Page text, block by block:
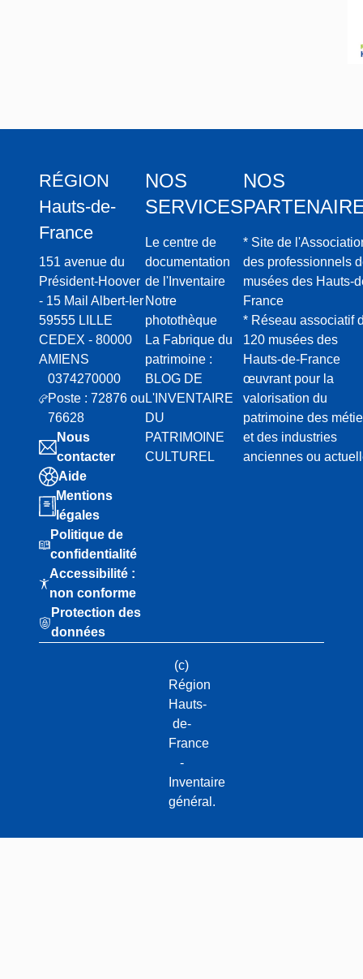
RÉGION
Hauts-de-
France
151 avenue du
Président-Hoover
- 15 Mail Albert-Ier
59555 LILLE
CEDEX - 80000
AMIENS
0374270000
Poste : 72876 ou
76628
Nous
contacter
Aide
Mentions
légales
Politique de
confidentialité
Accessibilité :
non conforme
Protection des
données
NOS
SERVICES
Le centre de
documentation
de l'Inventaire
Notre
photothèque
La Fabrique du
patrimoine :
BLOG DE
L'INVENTAIRE
DU
PATRIMOINE
CULTUREL
NOS
* Site de
des professionnels
musées des Hauts-
France
* Réseau associatif
120 musées des
Hauts-de-France
œuvrant pour la
valorisation du
patrimoine des
et des industries
anciennes ou
(c)
Région
Hauts-
de-
France
-
Inventaire
général.